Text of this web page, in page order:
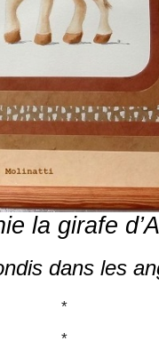
la girafe
dans les
*
*